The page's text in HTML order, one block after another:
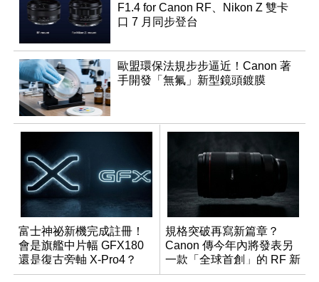
F1.4 for Canon RF、Nikon Z 雙卡
口 7 月同步登台
歐盟環保法規步步逼近！Canon 著
手開發「無氟」新型鏡頭鍍膜
富士神祕新機完成註冊！
會是旗艦中片幅 GFX180
還是復古旁軸 X-Pro4？
規格突破再寫新篇章？
Canon 傳今年內將發表另
一款「全球首創」的 RF 新
鏡頭